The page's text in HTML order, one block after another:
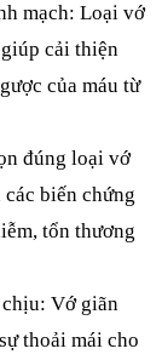
mạch: Loại vớ
cải thiện
của máu từ
đúng loại vớ
biến chứng
tổn thương
Vớ giãn
thoải mái cho